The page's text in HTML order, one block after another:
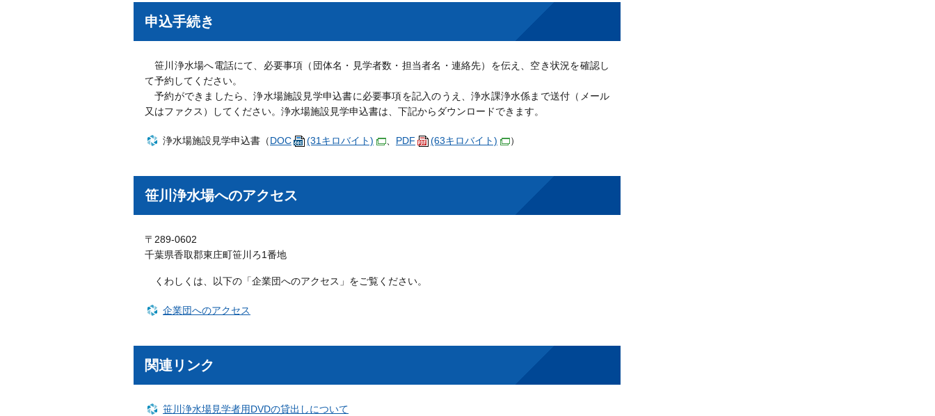
申込手続き
笹川浄水場へ電話にて、必要事項（団体名・見学者数・担当者名・連絡先）を伝え、空き状況を確認し
て予約してください。
予約ができましたら、浄水場施設見学申込書に必要事項を記入のうえ、浄水課浄水係まで送付（メール
又はファクス）してください。浄水場施設見学申込書は、下記からダウンロードできます。
浄水場施設見学申込書（DOC (31キロバイト) PDF (63キロバイト) ）
笹川浄水場へのアクセス
〒289-0602
千葉県香取郡東庄町笹川ろ1番地
くわしくは、以下の「企業団へのアクセス」をご覧ください。
企業団へのアクセス
関連リンク
笹川浄水場見学者用DVDの貸出しについて